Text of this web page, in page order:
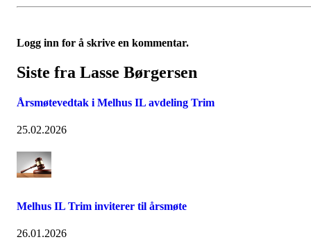
Logg inn for å skrive en kommentar.
Siste fra Lasse Børgersen
Årsmøtevedtak i Melhus IL avdeling Trim
25.02.2026
Melhus IL Trim inviterer til årsmøte
26.01.2026